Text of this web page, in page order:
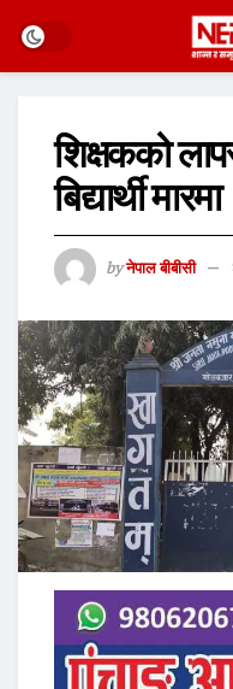
शिक्षकको
बिद्यार्थी मारमा
by नेपाल बीबीसी